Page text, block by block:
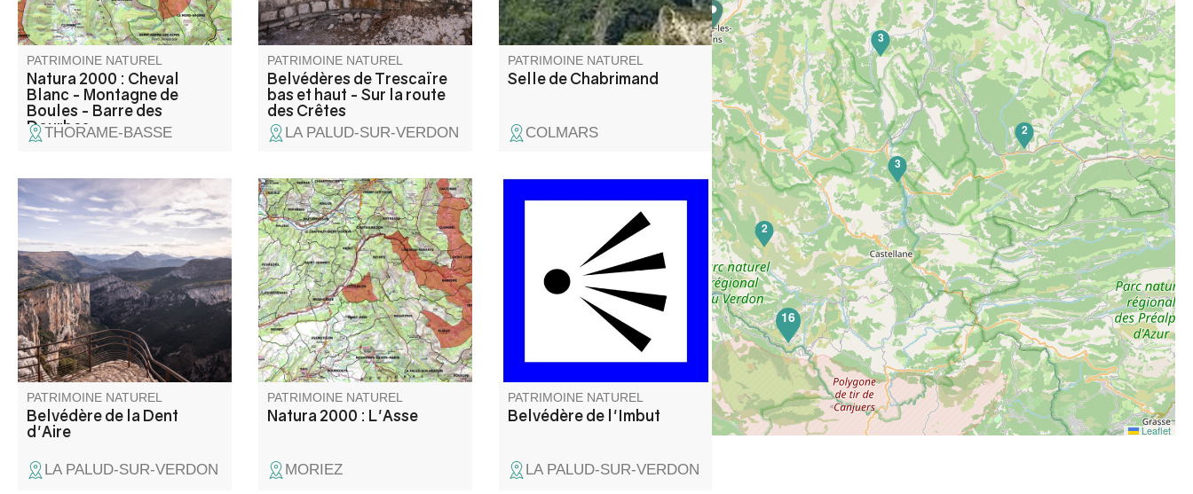
PATRIMOINE NATUREL
Natura 2000 : Cheval
Blanc - Montagne de
Boules - Barre des
Dourbes
THORAME-BASSE
leurs nom à ces belvédères.
PATRIMOINE NATUREL
Belvédères de Trescaïre
bas et haut - Sur la route
des Crêtes
LA PALUD-SUR-VERDON
PATRIMOINE NATUREL
Selle de Chabrimand
COLMARS
C’est certainement le plus
panoramique de tous les
belvédères... Il a été rénové en
2018 dans le cadre de
l’Opération Grand Site des
Gorges du Verdon.
PATRIMOINE NATUREL
Belvédère de la Dent
d'Aire
LA PALUD-SUR-VERDON
Le site de l’Asse comporte une
caractéristique principale : la
partie amont comprend les
terres agricoles alors que le
périmètre en aval de la clue de
Chabrières ne concentre que le
lit de la rivière ainsi que sa
ripisylve.
PATRIMOINE NATUREL
Natura 2000 : L'Asse
MORIEZ
Imbut vient de l’occitan et veut
dire « entonnoir ». Du
belvédère on peut apercevoir
le chaos de l’Imbut, en bas,
dans la rivière. Le Verdon y
disparaît sous des blocs de
roches pour réapparaître
quelques centaines de mètres
plus loin.
PATRIMOINE NATUREL
Belvédère de l'Imbut
LA PALUD-SUR-VERDON
2
16
3
2
3
Leaflet